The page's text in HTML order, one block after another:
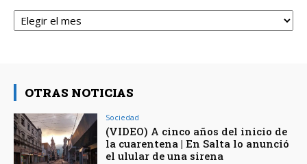
Archivos
OTRAS NOTICIAS
Sociedad
(VIDEO) A cinco años del inicio de
la cuarentena | En Salta lo anunció
el ulular de una sirena